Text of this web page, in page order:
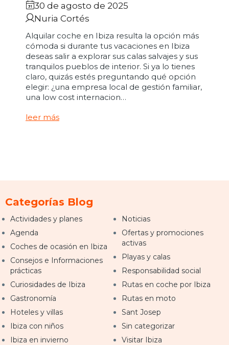
30 de agosto de 2025
Nuria Cortés
Alquilar coche en Ibiza resulta la opción más
cómoda si durante tus vacaciones en Ibiza
deseas salir a explorar sus calas salvajes y sus
tranquilos pueblos de interior. Si ya lo tienes
claro, quizás estés preguntando qué opción
elegir: ¿una empresa local de gestión familiar,
una low cost internacion…
leer más
Categorías Blog
Actividades y planes
Agenda
Coches de ocasión en Ibiza
Consejos e Informaciones
prácticas
Curiosidades de Ibiza
Gastronomía
Hoteles y villas
Ibiza con niños
Ibiza en invierno
Noticias
Ofertas y promociones
activas
Playas y calas
Responsabilidad social
Rutas en coche por Ibiza
Rutas en moto
Sant Josep
Sin categorizar
Visitar Ibiza